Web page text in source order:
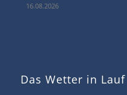
16.08.2026
Das Wetter in Lauf